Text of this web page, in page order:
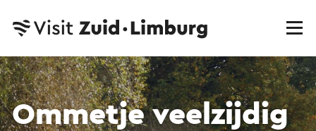
Ommetje veelzijdig